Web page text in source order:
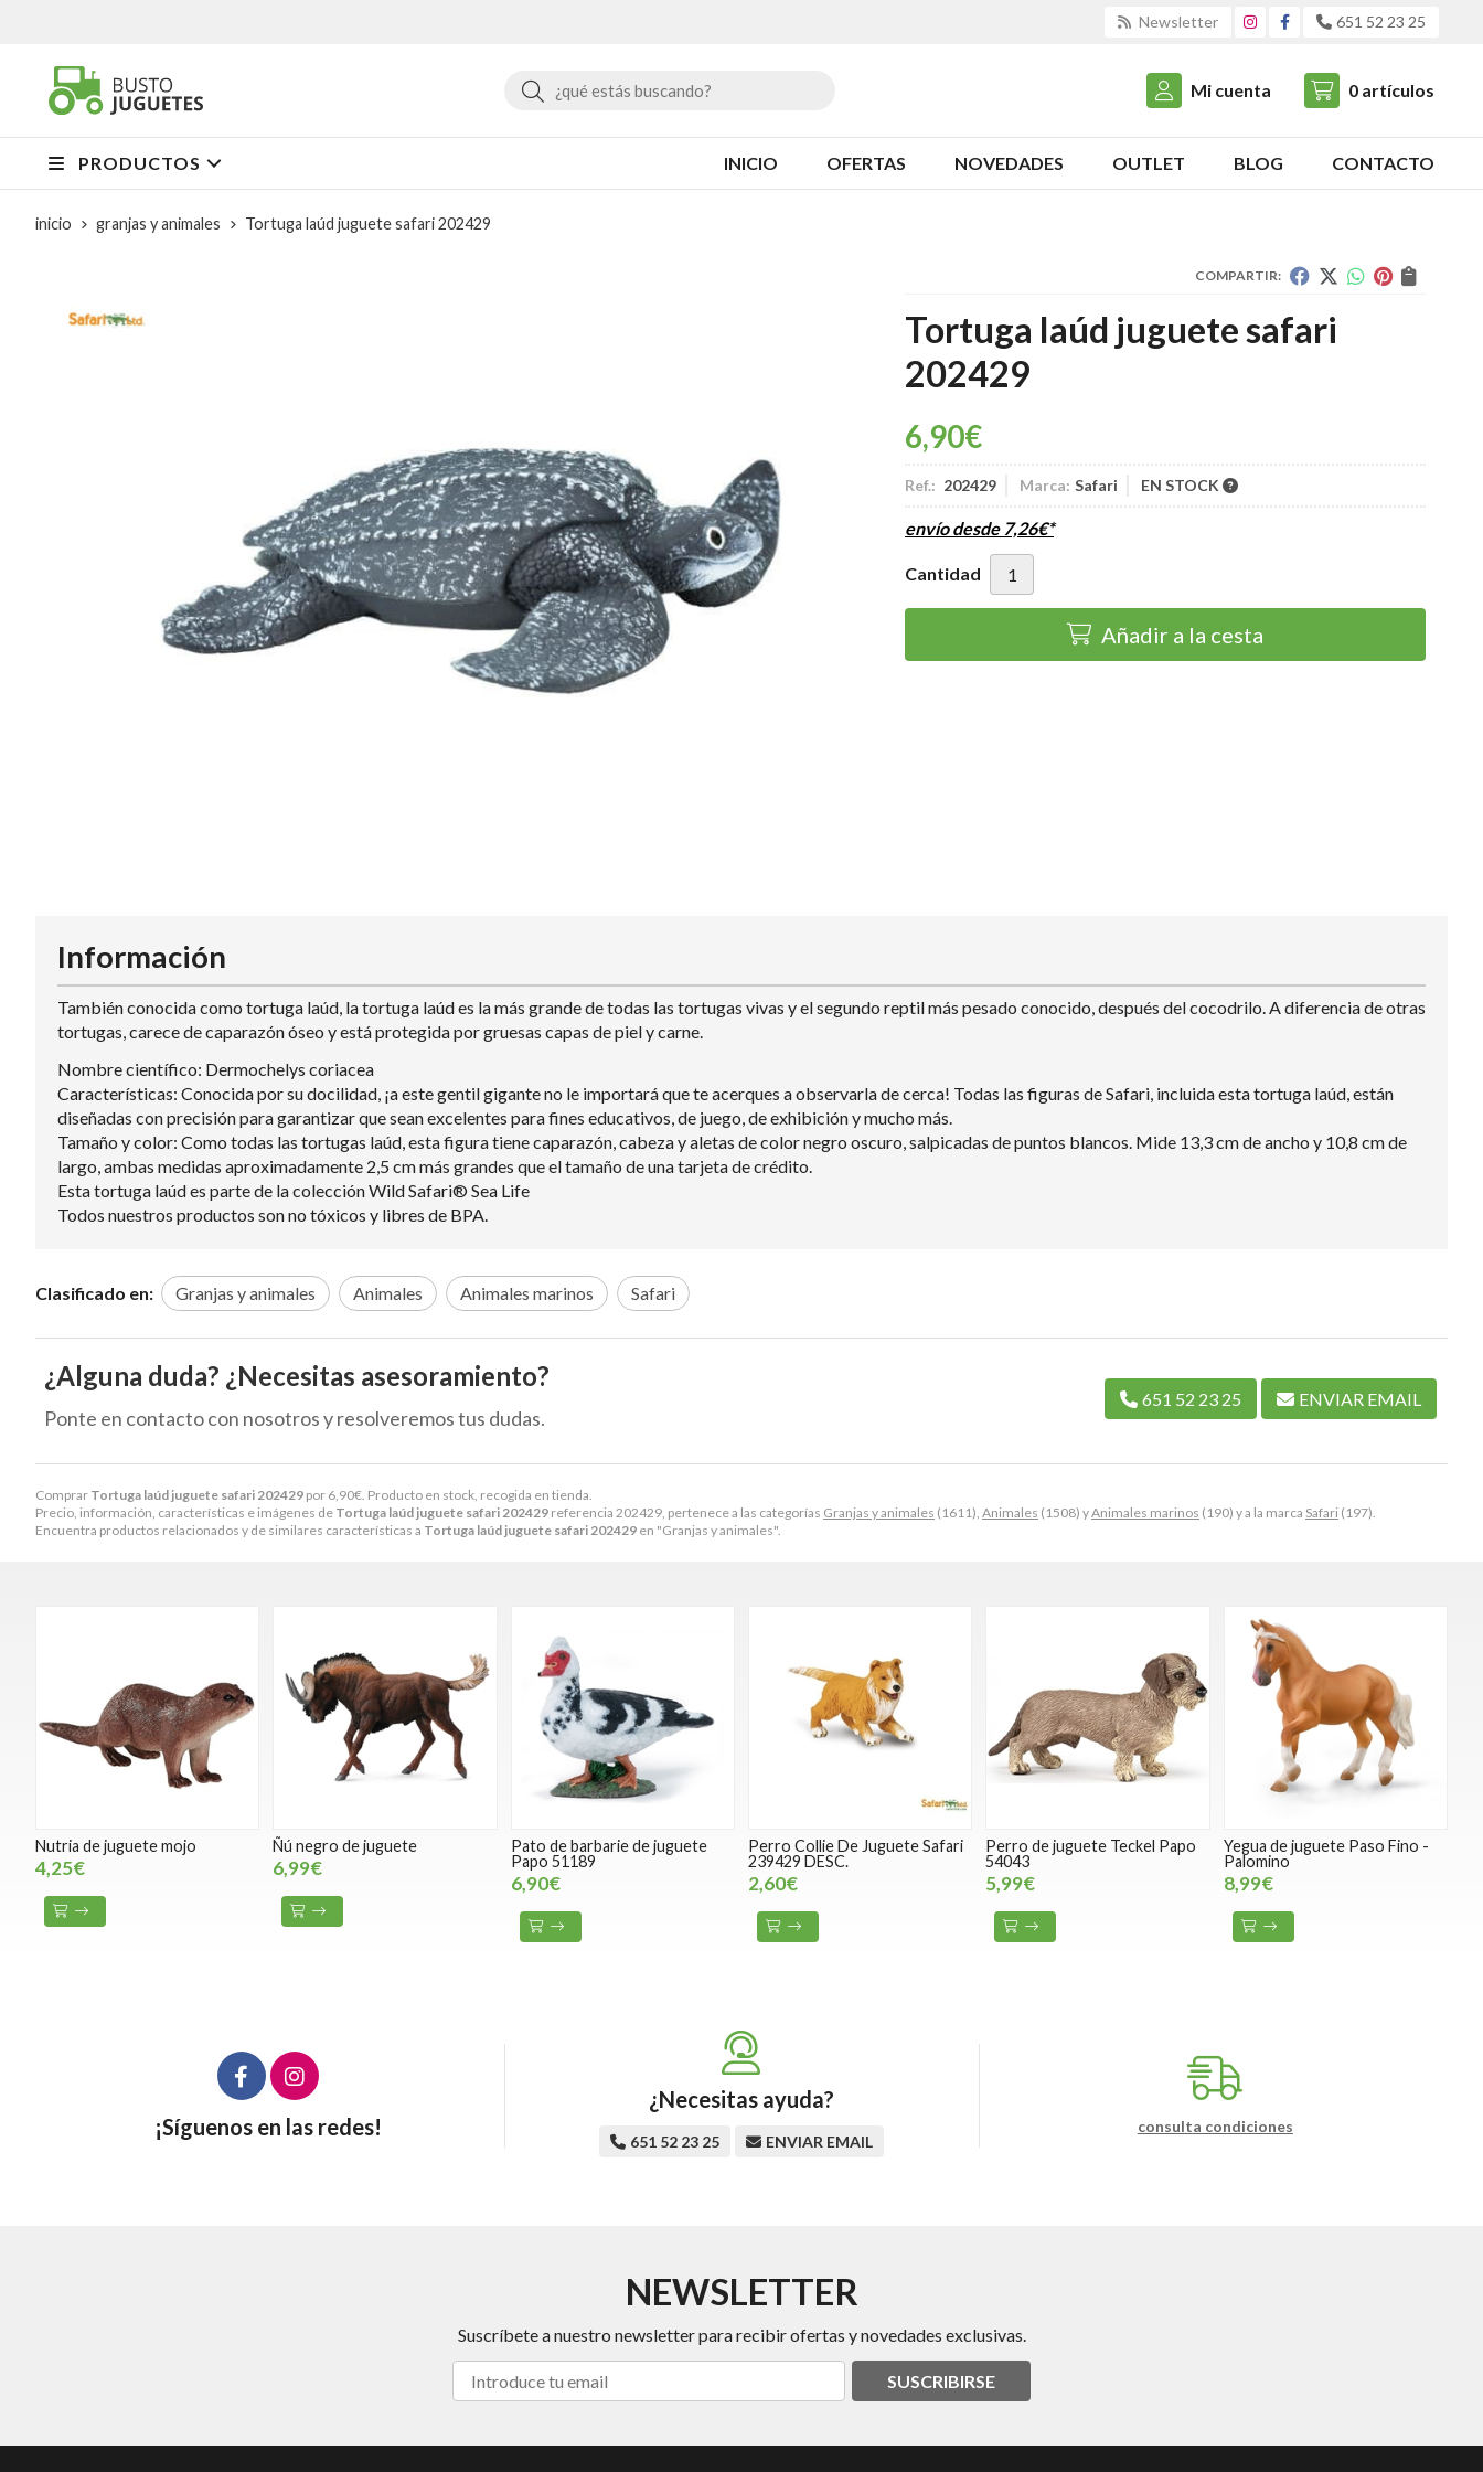
Newsletter 651 52 23 25
Buscar Mi cuenta 0 artículos
PRODUCTOS INICIO OFERTAS NOVEDADES OUTLET BLOG CONTACTO
inicio granjas y animales Tortuga laúd juguete safari 202429
COMPARTIR:
Tortuga laúd juguete safari
202429
6,90€
Ref.: 202429 Marca: Safari EN STOCK
envío desde 7,26€*
Cantidad
Añadir a la cesta
Comprar Tortuga laúd juguete safari 202429 por 6,90€ . Producto en stock, recogida en tienda.
Precio, información, características e imágenes de Tortuga laúd juguete safari 202429 referencia 202429, pertenece a las categorías Granjas y animales (1611), Animales (1508) yAnimales marinos (190) y a la marca Safari (197).
Encuentra productos relacionados y de similares características a Tortuga laúd juguete safari 202429 en "Granjas y animales".
Información
También conocida como tortuga laúd, la tortuga laúd es la más grande de todas las tortugas vivas y el segundo reptil más pesado conocido, después del cocodrilo. A diferencia de otras
tortugas, carece de caparazón óseo y está protegida por gruesas capas de piel y carne.
Nombre científico: Dermochelys coriacea
Características: Conocida por su docilidad, ¡a este gentil gigante no le importará que te acerques a observarla de cerca! Todas las figuras de Safari, incluida esta tortuga laúd, están
diseñadas con precisión para garantizar que sean excelentes para fines educativos, de juego, de exhibición y mucho más.
Tamaño y color: Como todas las tortugas laúd, esta figura tiene caparazón, cabeza y aletas de color negro oscuro, salpicadas de puntos blancos. Mide 13,3 cm de ancho y 10,8 cm de
largo, ambas medidas aproximadamente 2,5 cm más grandes que el tamaño de una tarjeta de crédito.
Esta tortuga laúd es parte de la colección Wild Safari® Sea Life
Todos nuestros productos son no tóxicos y libres de BPA.
Clasificado en: Granjas y animales Animales Animales marinos Safari
¿Alguna duda? ¿Necesitas asesoramiento?
Ponte en contacto con nosotros y resolveremos tus dudas.
651 52 23 25 ENVIAR EMAIL
Nutria de juguete mojo
4,25€
Ñú negro de juguete
6,99€
Pato de barbarie de juguete
Papo 51189
6,90€
Perro Collie De Juguete Safari
239429 DESC.
2,60€
Perro de juguete Teckel Papo
54043
5,99€
Yegua de juguete Paso Fino -
Palomino
8,99€
¡Síguenos en las redes!
¿Necesitas ayuda?
651 52 23 25 ENVIAR EMAIL
consulta condiciones
NEWSLETTER
Suscríbete a nuestro newsletter para recibir ofertas y novedades exclusivas.
SUSCRIBIRSE